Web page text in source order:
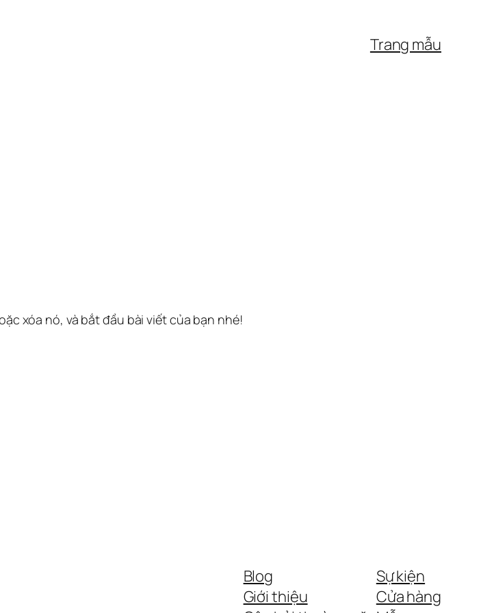
Trang mẫu
xóa nó, và bắt đầu bài viết của bạn nhé!
Blog
Giới thiệu
Sự kiện
Cửa hàng